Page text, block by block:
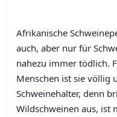
Afrikanische
auch, aber nur für
nahezu immer tödlich.
Menschen ist sie völlig
Schweinehalter, denn
Wildschweinen aus, ist